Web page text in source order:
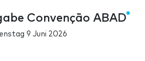
Convenção ABAD
9 Juni 2026